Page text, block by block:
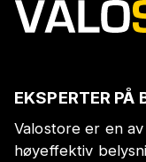
EKSPERTER PÅ
Valostore er en
høyeffektiv